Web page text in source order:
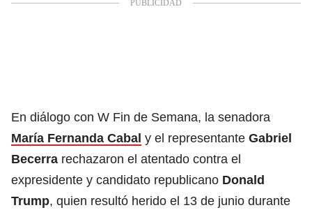
En diálogo con W Fin de Semana, la senadora
María Fernanda Cabal y el representante Gabriel
Becerra rechazaron el atentado contra el
expresidente y candidato republicano Donald
Trump, quien resultó herido el 13 de junio durante